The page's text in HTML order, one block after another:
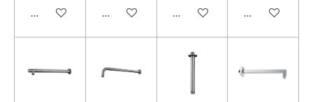
In winkelwagen In winkelwagenIn winkelwagenIn